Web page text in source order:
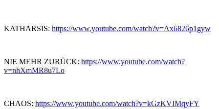
KATHARSIS: https://www.youtube.com/watch?v=Ax6826p1gyw
NIE MEHR ZURÜCK: https://www.youtube.com/watch?
v=nhXmMR8u7Lo
CHAOS: https://www.youtube.com/watch?v=kGzKVIMqyFY